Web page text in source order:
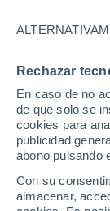
Rechazar
En caso de no
de que solo se
cookies para
publicidad
abono pulsando
Con su
almacenar,